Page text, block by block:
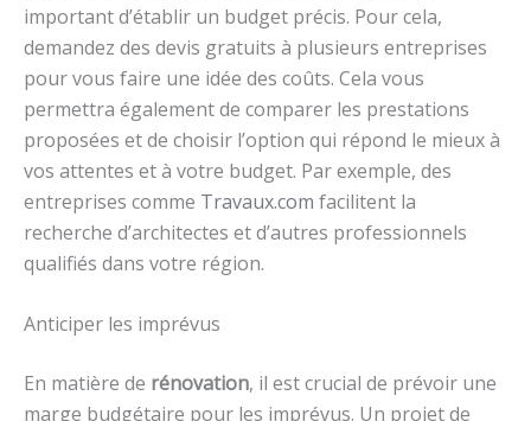
important d’établir un budget précis. Pour cela,
demandez des devis gratuits à plusieurs entreprises
pour vous faire une idée des coûts. Cela vous
permettra également de comparer les prestations
proposées et de choisir l’option qui répond le mieux à
vos attentes et à votre budget. Par exemple, des
entreprises comme Travaux.com facilitent la
recherche d’architectes et d’autres professionnels
qualifiés dans votre région.
Anticiper les imprévus
En matière de rénovation, il est crucial de prévoir une
marge budgétaire pour les imprévus. Un projet de